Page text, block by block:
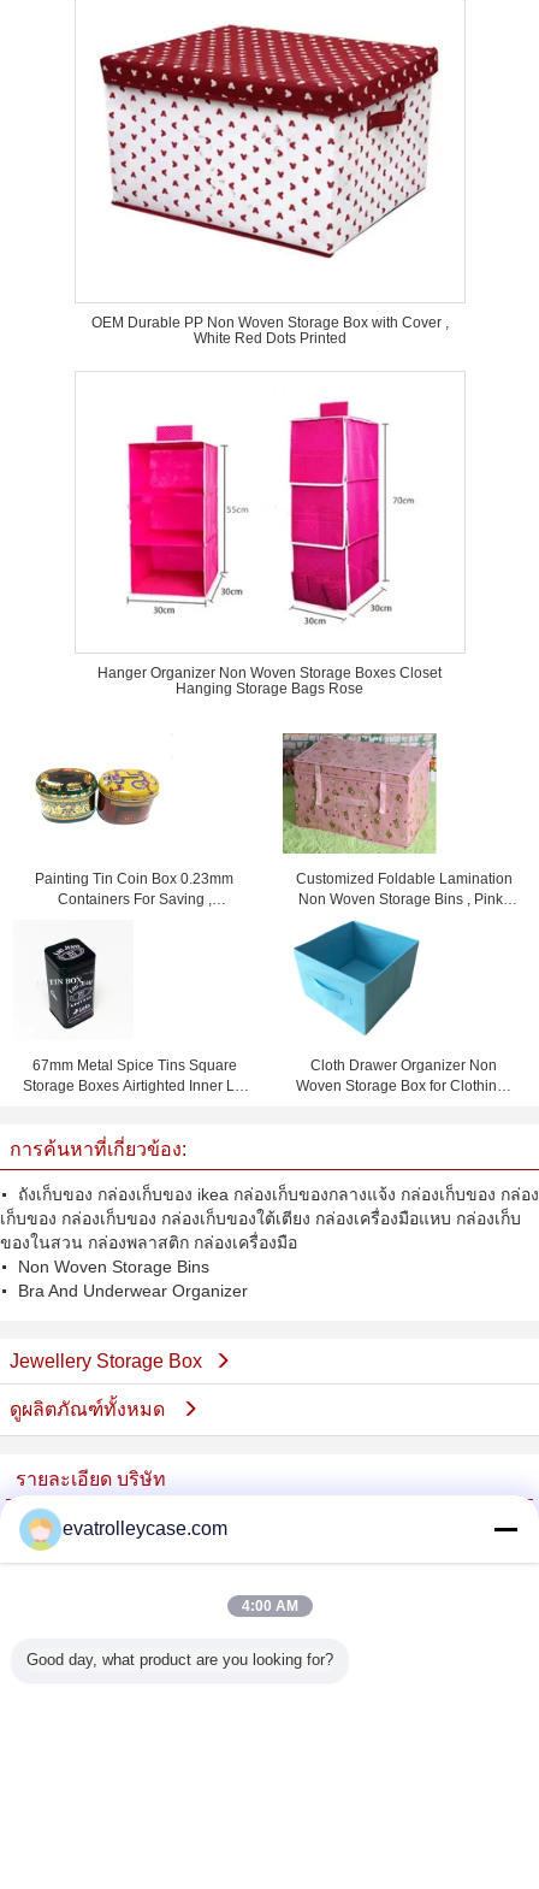
OEM Durable PP Non Woven Storage Box with Cover ,
White Red Dots Printed
Hanger Organizer Non Woven Storage Boxes Closet
Hanging Storage Bags Rose
Painting Tin Coin Box 0.23mm
Containers For Saving ,
Customized Foldable Lamination
Non Woven Storage Bins , Pink /
Yellow / Blue
67mm Metal Spice Tins Square
Storage Boxes Airtighted Inner Lid
Cloth Drawer Organizer Non
Woven Storage Box for Clothing ,
การค้นหาที่เกี่ยวข้อง:
ถังเก็บของ กล่องเก็บของ ikea กล่องเก็บของกลางแจ้ง กล่องเก็บของ กล่อง
เก็บของ กล่องเก็บของ กล่องเก็บของใต้เตียง กล่องเครื่องมือแหบ กล่องเก็บ
ของในสวน กล่องพลาสติก กล่องเครื่องมือ
Non Woven Storage Bins
Bra And Underwear Organizer
Jewellery Storage Box
ดูผลิตภัณฑ์ทั้งหมด
รายละเอียด บริษัท
China Trolley Case Online Marketplace
ซัพพลายเออร์ที่ได้รับการยืนยัน
Verified Suplier
evatrolleycase.com
4:00 AM
Good day, what product are you looking for?